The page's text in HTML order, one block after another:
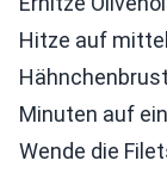
Hitze auf
Minuten auf
Wende die